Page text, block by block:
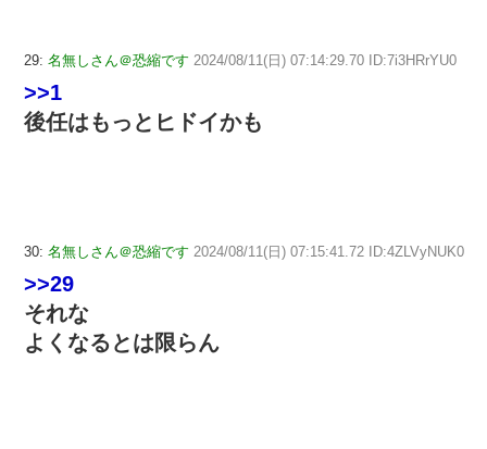
29: 名無しさん＠恐縮です 2024/08/11(日) 07:14:29.70 ID:7i3HRrYU0
>>1
後任はもっとヒドイかも
30: 名無しさん＠恐縮です 2024/08/11(日) 07:15:41.72 ID:4ZLVyNUK0
>>29
それな
よくなるとは限らん